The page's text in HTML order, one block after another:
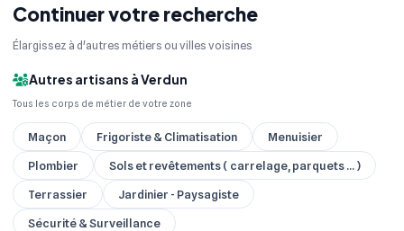
Continuer votre recherche
Élargissez à d'autres métiers ou villes voisines
Autres artisans à Verdun
Tous les corps de métier de votre zone
Maçon Frigoriste & Climatisation
Menuisier
Plombier
Sols et revêtements ( carrelage, parquets ... )
Terrassier
Jardinier - Paysagiste
Sécurité & Surveillance